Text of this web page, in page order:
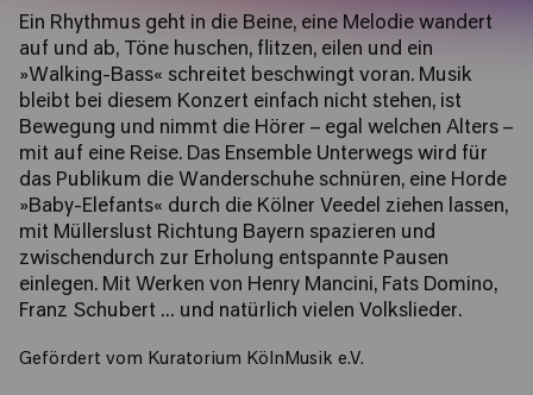
Ein Rhythmus geht in die Beine, eine Melodie wandert
auf und ab, Töne huschen, flitzen, eilen und ein
»Walking-Bass« schreitet beschwingt voran. Musik
bleibt bei diesem Konzert einfach nicht stehen, ist
Bewegung und nimmt die Hörer – egal welchen Alters –
mit auf eine Reise. Das Ensemble Unterwegs wird für
das Publikum die Wanderschuhe schnüren, eine Horde
»Baby-Elefants« durch die Kölner Veedel ziehen lassen,
mit Müllerslust Richtung Bayern spazieren und
zwischendurch zur Erholung entspannte Pausen
einlegen. Mit Werken von Henry Mancini, Fats Domino,
Franz Schubert … und natürlich vielen Volkslieder.
Gefördert vom Kuratorium KölnMusik e.V.